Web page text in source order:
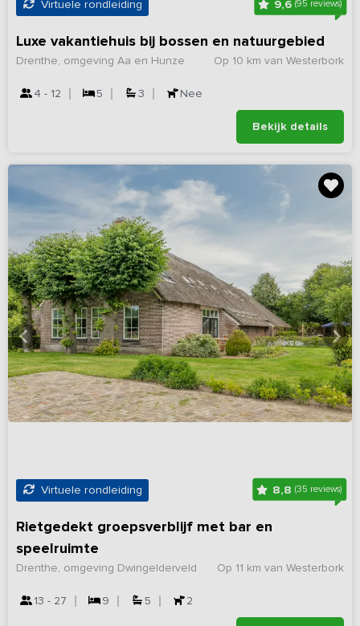
Virtuele rondleiding 9,6 (95 reviews)
Luxe vakantiehuis bij bossen en natuurgebied
Op 10 km van Westerbork
Drenthe, omgeving Aa en Hunze
4 - 12 5 3 Nee
Bekijk details
Virtuele rondleiding 8,8 (35 reviews)
Rietgedekt groepsverblijf met bar en
speelruimte
Op 11 km van Westerbork
Drenthe, omgeving Dwingelderveld
13 - 27 9 5 2